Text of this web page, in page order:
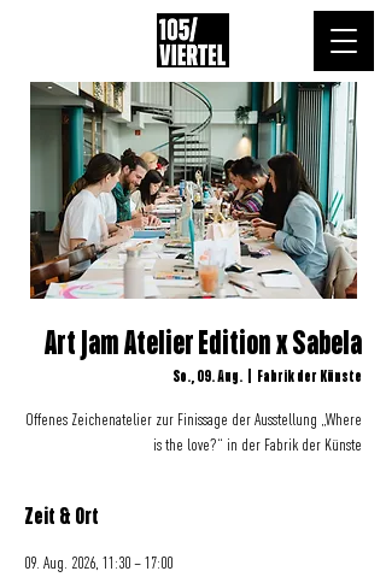
Art Jam Atelier Edition x Sabela
So., 09. Aug. Fabrik der Künste
Offenes Zeichenatelier zur Finissage der Ausstellung „Where
is the love?“ in der Fabrik der Künste
Zeit & Ort
09. Aug. 2026, 11:30 – 17:00